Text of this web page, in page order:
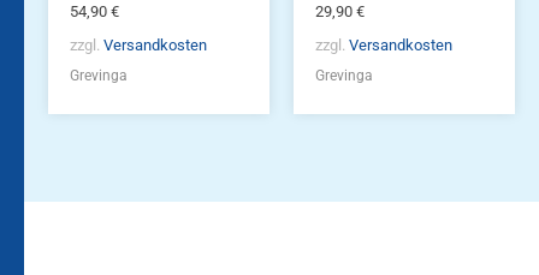
54,90 €
zzgl. Versandkosten
Grevinga
29,90 €
zzgl. Versandkosten
Grevinga